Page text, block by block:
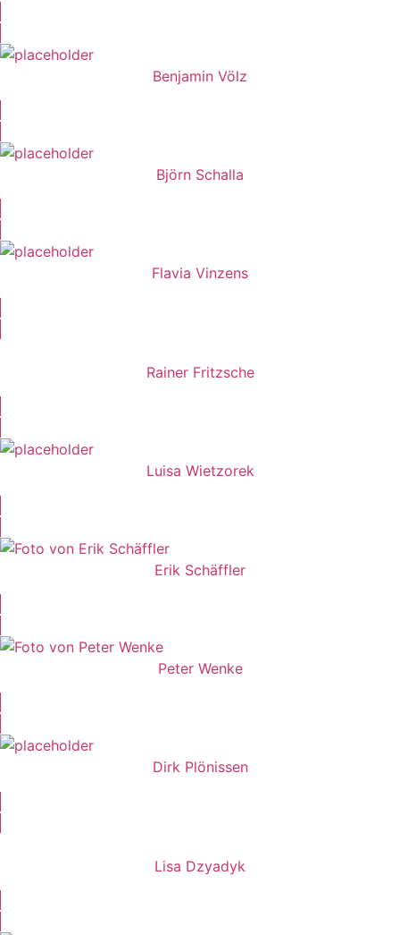
Benjamin Völz
Björn Schalla
Flavia Vinzens
Rainer Fritzsche
Luisa Wietzorek
Erik Schäffler
Peter Wenke
Dirk Plönissen
Lisa Dzyadyk